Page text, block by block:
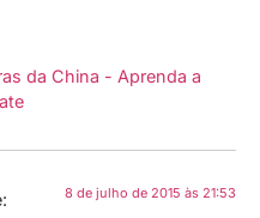
da China - Aprenda a
8 de julho de 2015 às 21:53